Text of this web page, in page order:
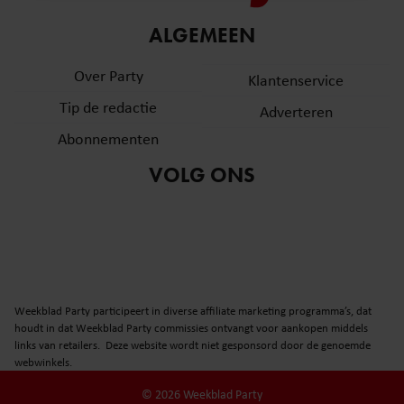
partners voor social media, adverteren en analyse. Deze
informatie die u aan ze heeft verstrekt of die ze hebben
verzameld op basis van uw gebruik van hun services. U
gebruiken.
ALGEMEEN
Over Party
Tip de redactie
Abonnementen
Klantenservice
Adverteren
VOLG ONS
Weekblad Party participeert in diverse affiliate marketing programma’s, dat
houdt in dat Weekblad Party commissies ontvangt voor aankopen middels
links van retailers. Deze website wordt niet gesponsord door de genoemde
webwinkels.
© 2026 Weekblad Party